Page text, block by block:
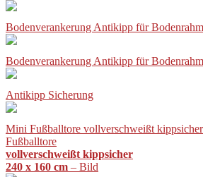
Bodenverankerung Antikipp für
Bodenverankerung Antikipp für
Antikipp Sicherung
Mini Fußballtore vollverschweißt
Fußballtore
vollverschweißt kippsicher
240 x 160 cm – Bild